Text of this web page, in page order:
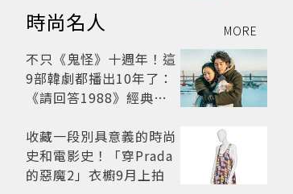
時尚名人 MORE
不只《鬼怪》十週年！這
9部韓劇都播出10年了：
《請回答1988》經典不
收藏一段別具意義的時尚
史和電影史！「穿Prada
的惡魔2」衣櫥9月上拍